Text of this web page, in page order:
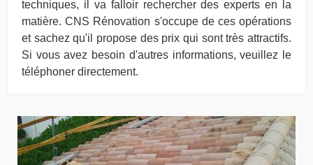
techniques, il va falloir rechercher des experts en la
matière. CNS Rénovation s'occupe de ces opérations
et sachez qu'il propose des prix qui sont très attractifs.
Si vous avez besoin d'autres informations, veuillez le
téléphoner directement.